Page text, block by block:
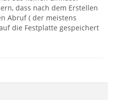
dass nach dem Erstellen
Abruf ( der meistens
die Festplatte gespeichert